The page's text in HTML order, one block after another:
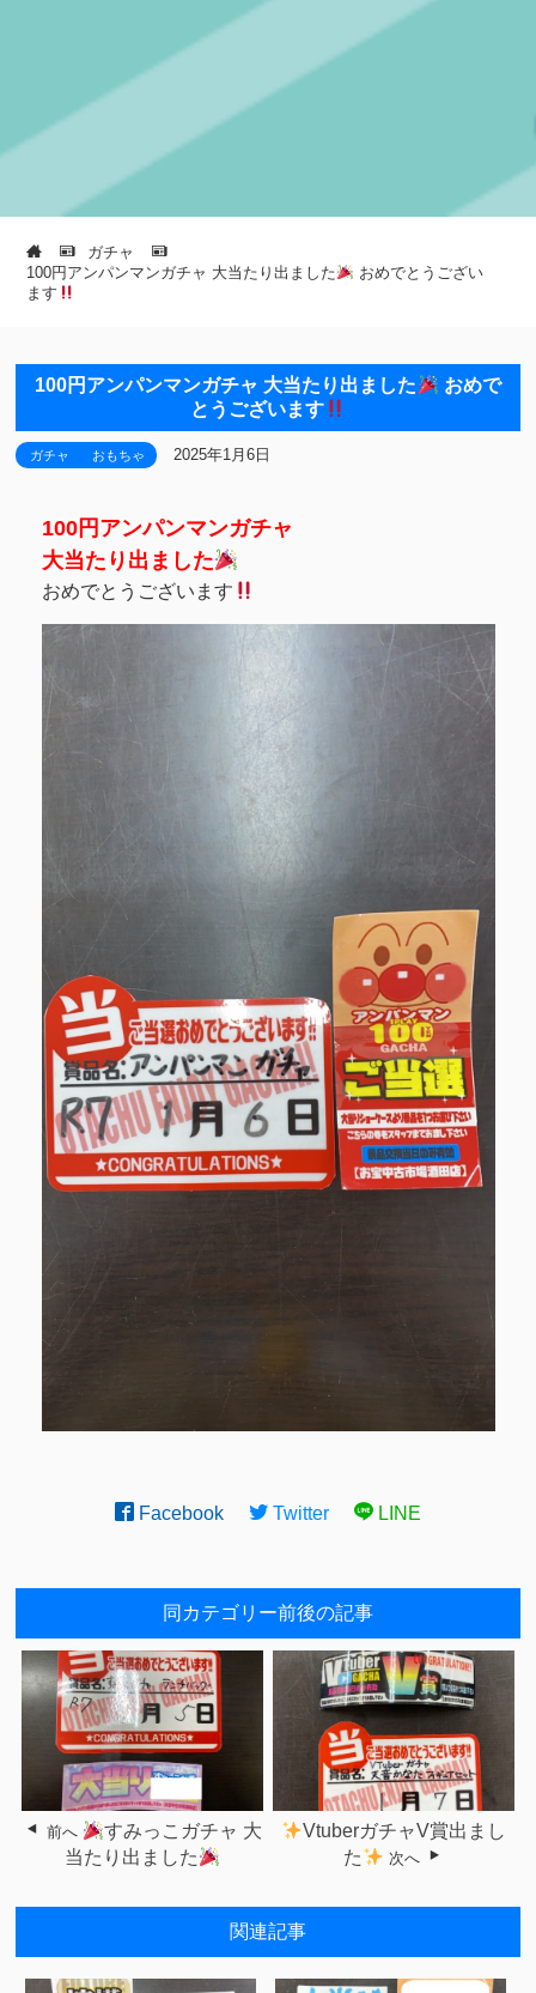
ガチャ
100円アンパンマンガチャ 大当たり出ました
おめでとうござい
ます
100円アンパンマンガチャ 大当たり出ました
おめで
とうございます
ガチャ おもちゃ 2025年1月6日
100円アンパンマンガチャ
大当たり出ました
おめでとうございます
Facebook Twitter LINE
同カテゴリー前後の記事
前へ
すみっこガチャ 大
当たり出ました
VtuberガチャV賞出まし
た
次へ
関連記事